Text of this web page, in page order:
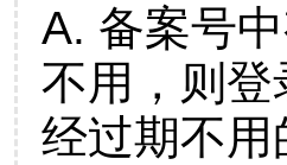
A. 备案号
不用，则
经过期不